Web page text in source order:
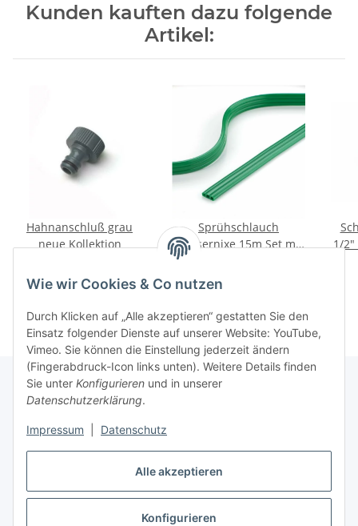
Alle akzeptieren
Konfigurieren
Wie wir Cookies & Co nutzen
Durch Klicken auf „Alle akzeptieren“ gestatten Sie den
Einsatz folgender Dienste auf unserer Website: YouTube,
Vimeo. Sie können die Einstellung jederzeit ändern
(Fingerabdruck-Icon links unten). Weitere Details finden
Sie unter Konfigurieren und in unserer
Datenschutzerklärung.
Impressum Datenschutz
Kunden kauften dazu folgende
Artikel:
Hahnanschluß grau
neue Kollektion
Sprühschlauch
Wassernixe 15m Set mit
Armaturen
1/2"